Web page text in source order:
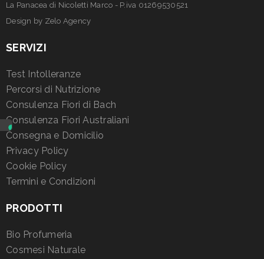
La Panacea di Nicoletti Marco - P.iva 01269530521
Design by Zelo Agency
SERVIZI
Test Intolleranze
Percorsi di Nutrizione
Consulenza Fiori di Bach
Consulenza Fiori Australiani
Consegna e Domicilio
Privacy Policy
Cookie Policy
Termini e Condizioni
PRODOTTI
Bio Profumeria
Cosmesi Naturale